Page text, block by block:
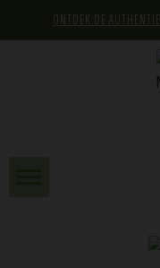
ONTDEK DE